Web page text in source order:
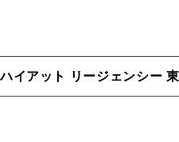
ハイアット リージェンシー 東